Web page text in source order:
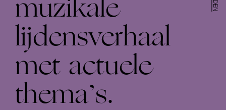
muzikale
lijdensverhaal
met actuele
thema’s.